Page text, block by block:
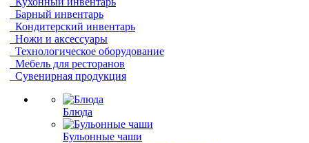
Барный инвентарь
Кондитерский инвентарь
Ножи и аксессуары
Технологическое оборудование
Мебель для ресторанов
Сувенирная продукция
Блюда
Бульонные чаши